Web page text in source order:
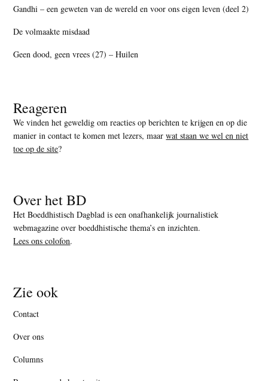
Gandhi – een geweten van de wereld en voor ons eigen leven (deel 2)
De volmaakte misdaad
Geen dood, geen vrees (27) – Huilen
Reageren
We vinden het geweldig om reacties op berichten te krijgen en op die
manier in contact te komen met lezers, maarwat staan we wel en niet
toe op de site?
Over het BD
Het Boeddhistisch Dagblad is een onafhankelijk journalistiek
webmagazine over boeddhistische thema’s en inzichten.
Lees ons colofon.
Zie ook
Contact
Over ons
Columns